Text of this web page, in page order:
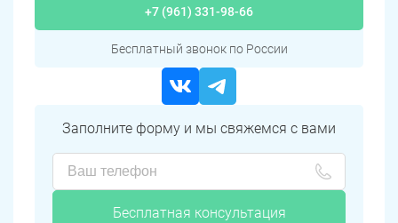
+7 (961) 331-98-66
Бесплатный звонок по России
Заполните форму и мы свяжемся с вами
Бесплатная консультация